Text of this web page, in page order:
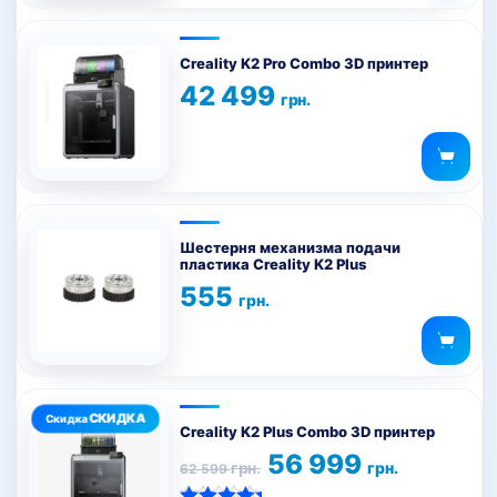
странице
товара.
Creality K2 Pro Combo 3D принтер
42 499 грн.
Шестерня механизма подачи
пластика Creality K2 Plus
555 грн.
Creality K2 Plus Combo 3D принтер
62 599грн.
Первоначальная
цена
56 999 грн.
Текущая
цена: